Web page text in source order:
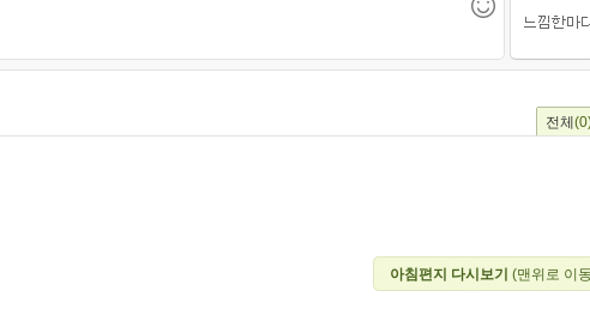
전체
아침편지 다시보기 (맨위로 이